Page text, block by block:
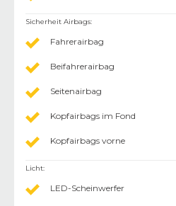
Sicherheit Airbags:
Fahrerairbag
Beifahrerairbag
Seitenairbag
Kopfairbags im Fond
Kopfairbags vorne
Licht:
LED-Scheinwerfer